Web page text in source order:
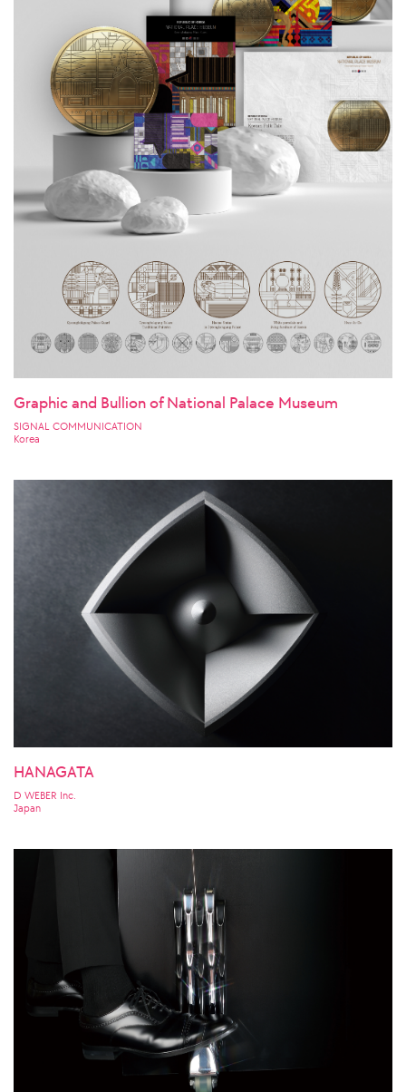
Graphic and Bullion of National Palace Museum
SIGNAL COMMUNICATION
Korea
HANAGATA
D WEBER Inc.
Japan